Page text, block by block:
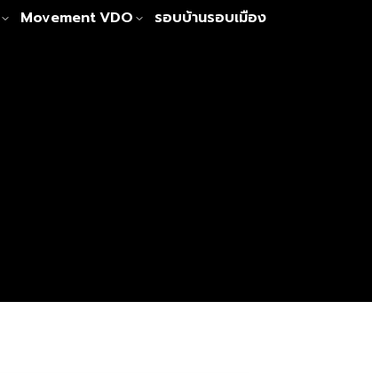
MovementVDO รอบบ้านรอบเมือง